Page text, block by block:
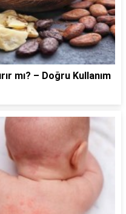
mı? – Doğru Kullanım